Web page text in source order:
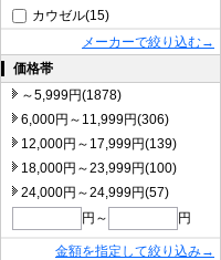
カウゼル(15)
メーカーで絞り込む→
価格帯
～5,999円(1878)
6,000円～11,999円(306)
12,000円～17,999円(139)
18,000円～23,999円(100)
24,000円～24,999円(57)
円～
円
金額を指定して絞り込み→